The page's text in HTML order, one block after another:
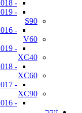
- 2010-2018
- 2019+
S90
- 2016+
V60
- 2019+
XC40
- 2018+
XC60
- 2017+
XC90
- 2016+